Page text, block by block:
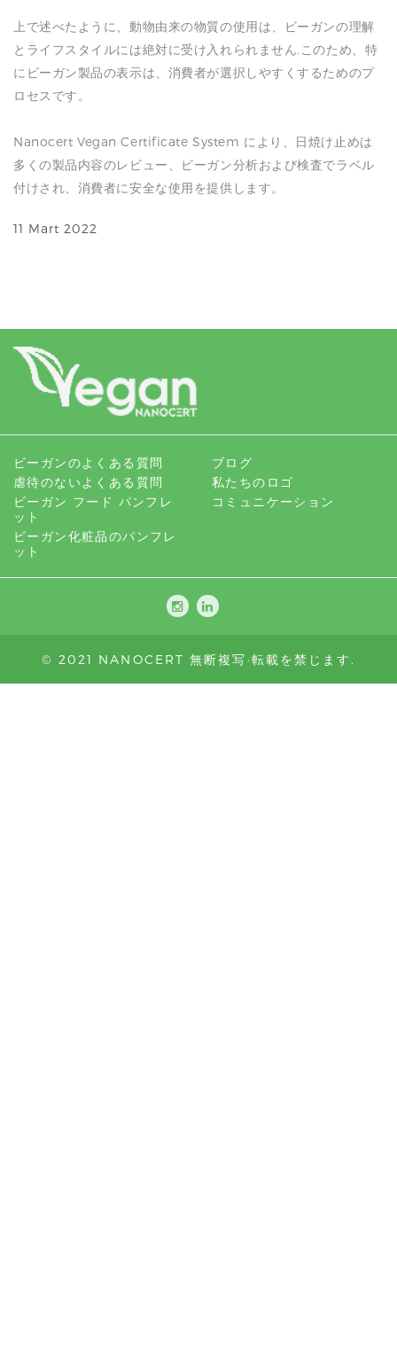
上で述べたように、動物由来の物質の使用は、ビーガンの理解
とライフスタイルには絶対に受け入れられません.このため、特
にビーガン製品の表示は、消費者が選択しやすくするためのプ
ロセスです。
Nanocert Vegan Certificate System により、日焼け止めは
多くの製品内容のレビュー、ビーガン分析および検査でラベル
付けされ、消費者に安全な使用を提供します。
11 Mart 2022
ビーガンのよくある質問
虐待のないよくある質問
ビーガン フード パンフレ
ット
ビーガン化粧品のパンフレ
ット
ブログ
私たちのロゴ
コミュニケーション
© 2021 NANOCERT 無断複写·転載を禁じます.